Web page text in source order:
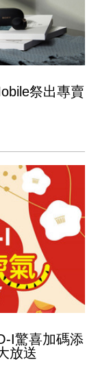
祭出專賣
I驚喜加碼添
放送